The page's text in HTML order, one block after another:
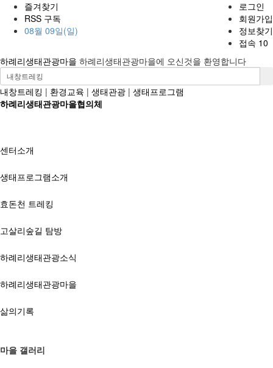
즐겨찾기
RSS 구독
08월 09일(일)
로그인
회원가입
정보찾기
접속 10
하례리생태관광마을 하례리생태관광마을에 오신것을 환영합니다
내창트레킹 | 환경교육 | 생태관광 | 생태프로그램
하례리생태관광마을협의체
센터소개
생태프로그램소개
효돈천 트레킹
고살리숲길 탐방
하례리생태관광소식
하례리생태관광마을
삶의기록
마을 갤러리